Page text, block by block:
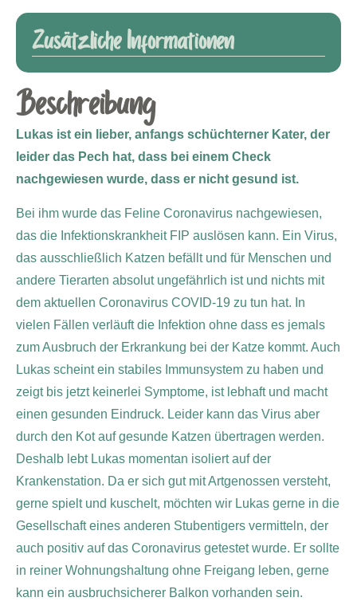
Zusätzliche Informationen
Beschreibung
Lukas ist ein lieber, anfangs schüchterner Kater, der
leider das Pech hat, dass bei einem Check
nachgewiesen wurde, dass er nicht gesund ist.
Bei ihm wurde das Feline Coronavirus nachgewiesen,
das die Infektionskrankheit FIP auslösen kann. Ein Virus,
das ausschließlich Katzen befällt und für Menschen und
andere Tierarten absolut ungefährlich ist und nichts mit
dem aktuellen Coronavirus COVID-19 zu tun hat. In
vielen Fällen verläuft die Infektion ohne dass es jemals
zum Ausbruch der Erkrankung bei der Katze kommt. Auch
Lukas scheint ein stabiles Immunsystem zu haben und
zeigt bis jetzt keinerlei Symptome, ist lebhaft und macht
einen gesunden Eindruck. Leider kann das Virus aber
durch den Kot auf gesunde Katzen übertragen werden.
Deshalb lebt Lukas momentan isoliert auf der
Krankenstation. Da er sich gut mit Artgenossen versteht,
gerne spielt und kuschelt, möchten wir Lukas gerne in die
Gesellschaft eines anderen Stubentigers vermitteln, der
auch positiv auf das Coronavirus getestet wurde. Er sollte
in reiner Wohnungshaltung ohne Freigang leben, gerne
kann ein ausbruchsicherer Balkon vorhanden sein.